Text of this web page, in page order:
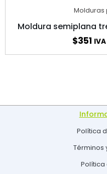
Molduras
Moldura semiplana
$351
Política
Términos
Política